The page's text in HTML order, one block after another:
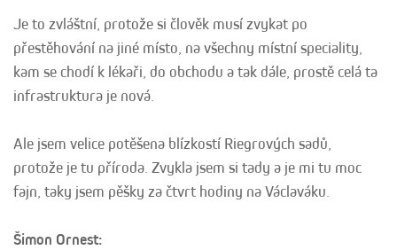
Je to zvláštní, protože si člověk musí zvykat po
přestěhování na jiné místo, na všechny místní speciality,
kam se chodí k lékaři, do obchodu a tak dále, prostě celá ta
infrastruktura je nová.
Ale jsem velice potěšena blízkostí Riegrových sadů,
protože je tu příroda. Zvykla jsem si tady a je mi tu moc
fajn, taky jsem pěšky za čtvrt hodiny na Václaváku.
Šimon Ornest: